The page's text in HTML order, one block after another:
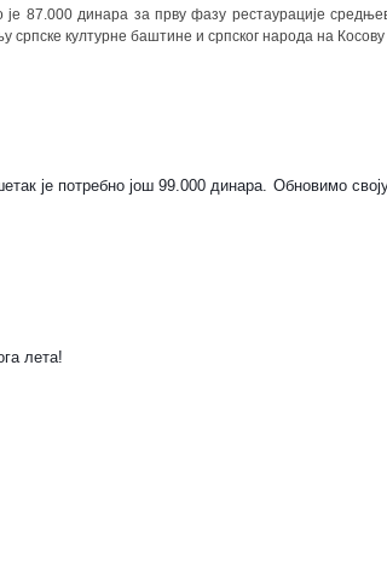
87.000 динара за прву фазу рестаурације
културне баштине и српског народа на
је потребно још 99.000 динара. Обновимо
лета!